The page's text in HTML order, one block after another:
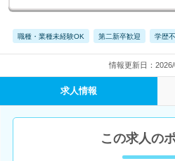
職種・業種未経験OK 第二新卒歓迎 学歴
情報更新日：
求人情報
この求人の